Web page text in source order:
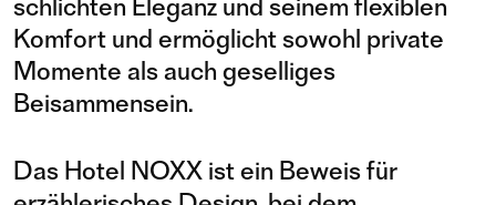
schlichten Eleganz und seinem flexiblen
Komfort und ermöglicht sowohl private
Momente als auch geselliges
Beisammensein.
Das Hotel NOXX ist ein Beweis für